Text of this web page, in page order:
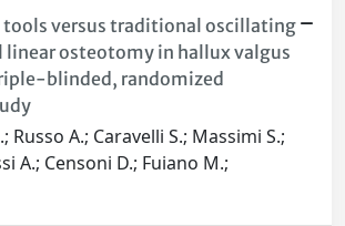
tools versus traditional oscillating
linear osteotomy in hallux valgus
blinded, randomized
Russo A.; Caravelli S.; Massimi S.;
A.; Censoni D.; Fuiano M.;